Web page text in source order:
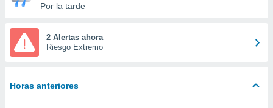
forma
digital
Por la tarde
2 Alertas ahora
Riesgo Extremo
Horas anteriores